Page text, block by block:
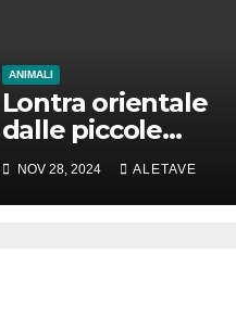
ANIMALI
Lontra orientale
dalle piccole
unghie: un vero
animale di cui
parlare
NOV 28, 2024 ALETAVE